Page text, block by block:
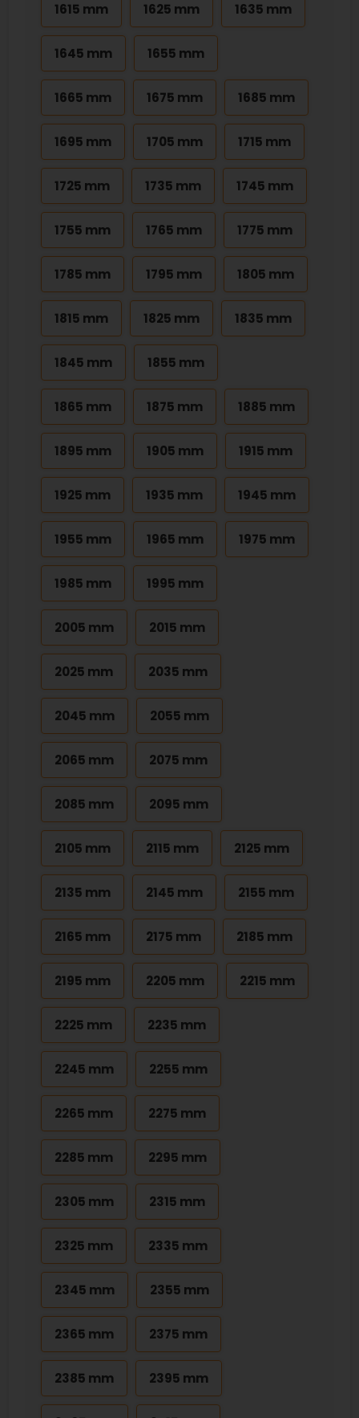
1615 mm 1625 mm 1635 mm
1645 mm 1655 mm
1665 mm 1675 mm 1685 mm
1695 mm 1705 mm 1715 mm
1725 mm 1735 mm 1745 mm
1755 mm 1765 mm 1775 mm
1785 mm 1795 mm 1805 mm
1815 mm 1825 mm 1835 mm
1845 mm 1855 mm
1865 mm 1875 mm 1885 mm
1895 mm 1905 mm 1915 mm
1925 mm 1935 mm 1945 mm
1955 mm 1965 mm 1975 mm
1985 mm 1995 mm
2005 mm 2015 mm
2025 mm 2035 mm
2045 mm 2055 mm
2065 mm 2075 mm
2085 mm 2095 mm
2105 mm 2115 mm 2125 mm
2135 mm 2145 mm 2155 mm
2165 mm 2175 mm 2185 mm
2195 mm 2205 mm 2215 mm
2225 mm 2235 mm
2245 mm 2255 mm
2265 mm 2275 mm
2285 mm 2295 mm
2305 mm 2315 mm
2325 mm 2335 mm
2345 mm 2355 mm
2365 mm 2375 mm
2385 mm 2395 mm